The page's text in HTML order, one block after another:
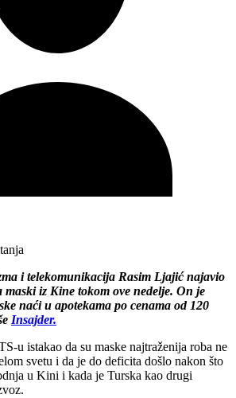
i telekomunikacija Rasim Ljajić najavio
iz Kine tokom ove nedelje. On je
naći u apotekama po cenama od 120
Insajder.
u istakao da su maske najtraženija roba ne
svetu i da je do deficita došlo nakon što
u Kini i kada je Turska kao drugi